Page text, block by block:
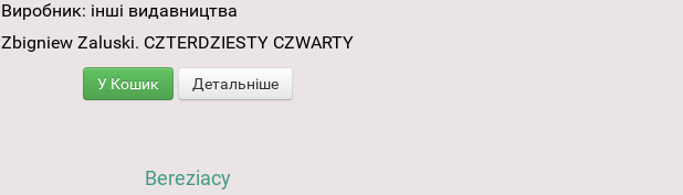
Виробник: інші видавництва
Zbigniew Zaluski. CZTERDZIESTY CZWARTY
У Кошик Детальніше
Bereziacy